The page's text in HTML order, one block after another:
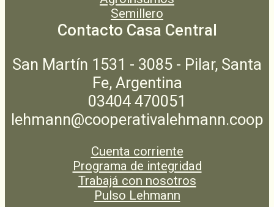
Semillero
Contacto Casa Central
San Martín 1531 - 3085 - Pilar, Santa
Fe, Argentina
03404 470051
lehmann@cooperativalehmann.coop
Cuenta corriente
Programa de integridad
Trabajá con nosotros
Pulso Lehmann